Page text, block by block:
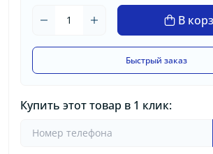
В
Быстрый заказ
Купить этот товар в 1 клик: